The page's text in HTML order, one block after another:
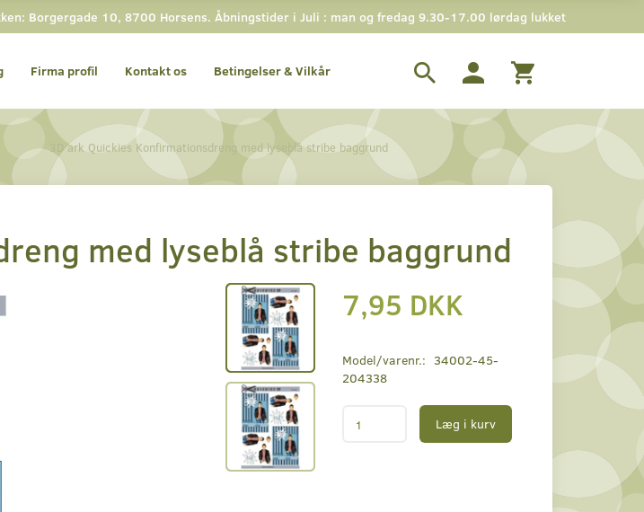
Borgergade 10, 8700 Horsens. Åbningstider i Juli : man og fredag 9.30-17.00 lørdag lukket
Firma profil Kontakt os Betingelser & Vilkår
3D ark Quickies Konfirmationsdreng med lyseblå stribe baggrund
med lyseblå stribe baggrund
7,95 DKK
Model/varenr.: 34002-45-
204338
Læg i kurv